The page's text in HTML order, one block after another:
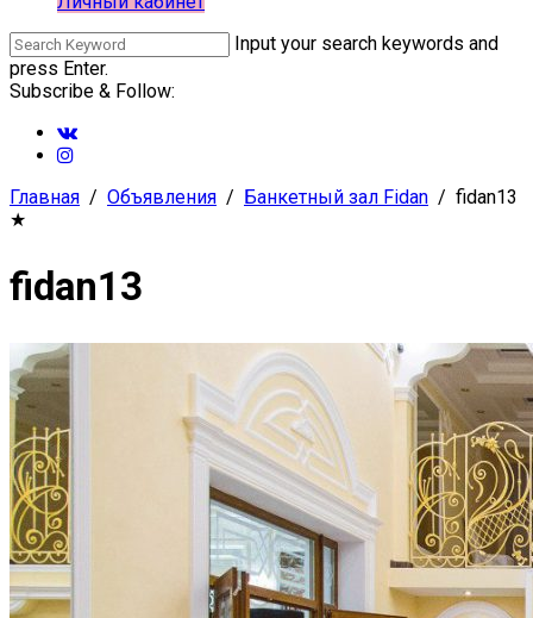
Input your search keywords and
press Enter.
Subscribe & Follow:
Главная Объявления Банкетный зал Fidan
fidan13
★
fidan13